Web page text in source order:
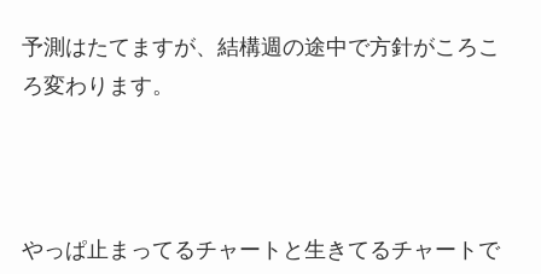
予測はたてますが、結構週の途中で方針がころこ
ろ変わります。
やっぱ止まってるチャートと生きてるチャートで